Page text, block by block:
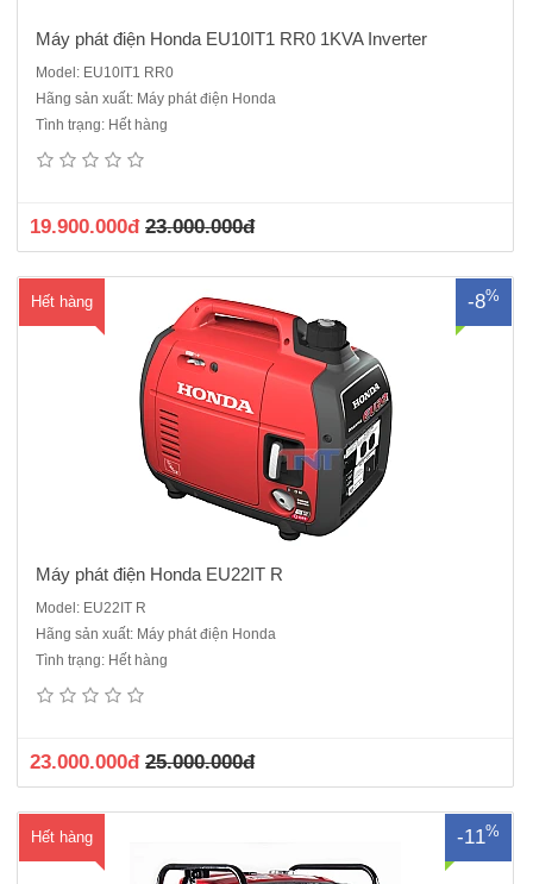
Máy phát điện Honda EU10IT1 RR0 1KVA Inverter
Model: EU10IT1 RR0
Hãng sản xuất: Máy phát điện Honda
Tình trạng: Hết hàng
19.900.000đ 23.000.000đ
Hết hàng -8%
Máy phát điện Honda EU20I TR Đây là loại máy phát điện loại Mini
trường khó tính nhất thế giới đó là thị trường Châu Âu vì vậy được viết
Máy phát điện Honda EU22IT R
Model: EU22IT R
Hãng sản xuất: Máy phát điện Honda
Tình trạng: Hết hàng
23.000.000đ 25.000.000đ
Hết hàng -11%
Máy phát điện Honda FA3000P - 2,5KVALoại máy: GP200.Kiểu máy:
trình piston: 196cc.Công suất cực đại (đầu phát): 2.5 KVA.Dòng điện